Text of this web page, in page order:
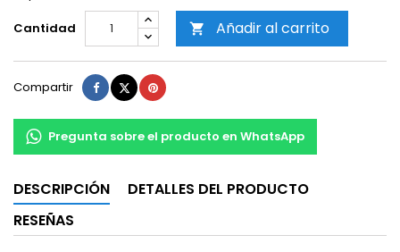
Cantidad
 Añadir al carrito
Compartir Compartir
TuitearPinterest
Pregunta sobre el producto en WhatsApp
DESCRIPCIÓN
DETALLES DEL PRODUCTO
RESEÑAS